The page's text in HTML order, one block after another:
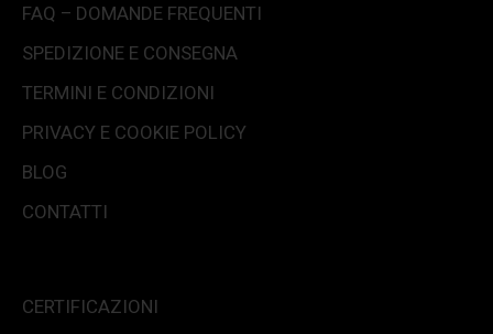
FAQ – DOMANDE FREQUENTI
SPEDIZIONE E CONSEGNA
TERMINI E CONDIZIONI
PRIVACY E COOKIE POLICY
BLOG
CONTATTI
CERTIFICAZIONI